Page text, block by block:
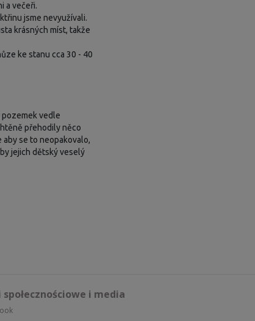
a večeři.
jsme nevyužívali.
krásných míst, takže
ke stanu cca 30 - 40
pozemek vedle
přehodily něco
se to neopakovalo,
jejich dětský veselý
społecznościowe i media